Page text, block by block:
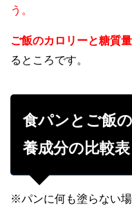
う。
ご飯のカロリーと糖質量
るところです。
食パンとご飯
養成分の比較表
※パンに何も塗らない